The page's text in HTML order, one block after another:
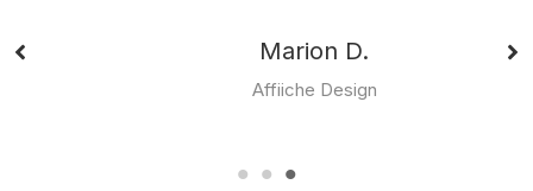
Marion D.
Affiiche Design